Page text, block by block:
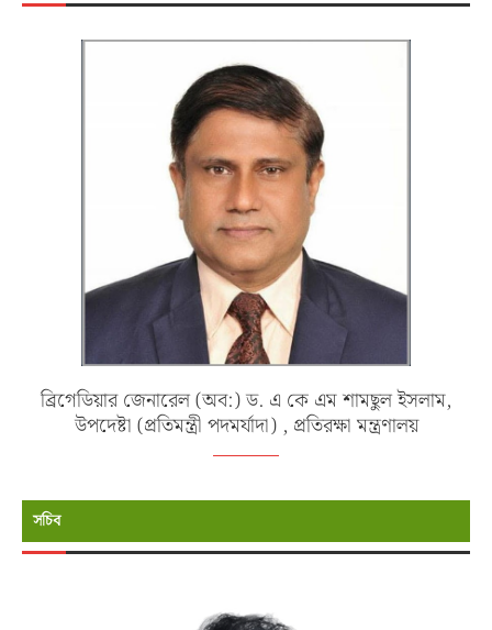
ব্রিগেডিয়ার জেনারেল (অব:) ড. এ কে এম শামছুল ইসলাম,
উপদেষ্টা (প্রতিমন্ত্রী পদমর্যাদা) , প্রতিরক্ষা মন্ত্রণালয়
সচিব